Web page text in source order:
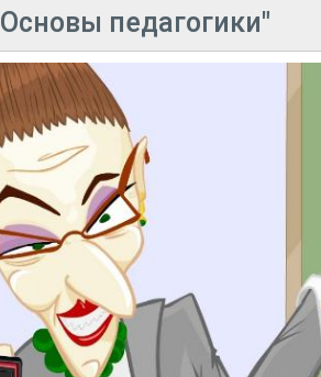
педагогики"